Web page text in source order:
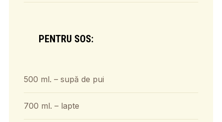
PENTRU SOS:
500 ml. – supă de pui
700 ml. – lapte